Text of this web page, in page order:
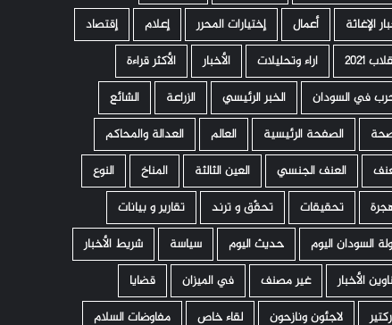
الإغاثة
أعمال إختيارات المحرر إعلام
إقتصاد
2021
اراء وتحليلات الأخبار
الأكثر قراءة
في السودان
الخبر الرئيسي الزراعة
الشائع
الصفحة الرئيسية العالم
العدالة والمحاكم
العنف الجنسي العين الثالثة المناخ
النوع
تحقيقات تحقّق و ترند
تقارير و بيانات
السودان اليوم
حديث اليوم سياسة
شريط الأخبار
الأخبار
غير مصنف في الميزان
قضايا
لاجئون ونازحون لقاء خاص مفاوضات السلام